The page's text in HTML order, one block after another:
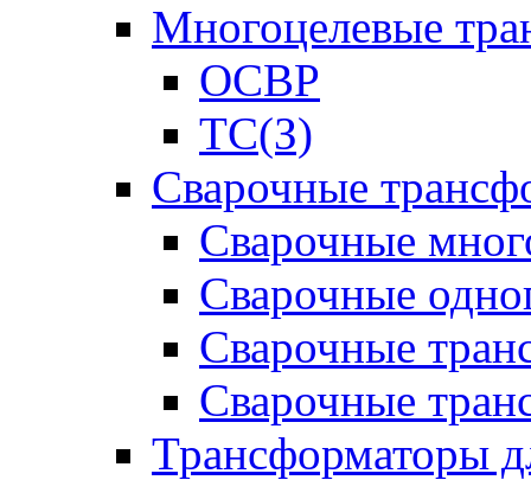
Многоцелевые
ОСВР
ТС(З)
Сварочные
Сварочные
Сварочные
Сварочные
Сварочные
Трансформаторы